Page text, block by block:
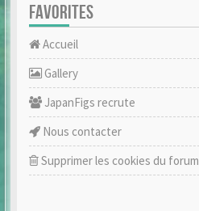
FAVORITES
Accueil
Gallery
JapanFigs recrute
Nous contacter
Supprimer les cookies du forum